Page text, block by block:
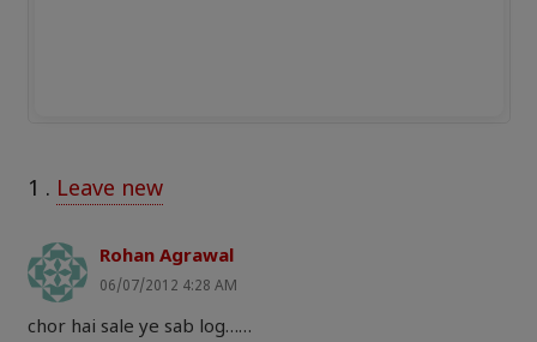
1 . Leave new
Rohan Agrawal
06/07/2012 4:28 AM
chor hai sale ye sab log……